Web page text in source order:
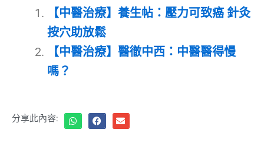
【中醫治療】養生帖：壓力可致癌 針灸
按穴助放鬆
【中醫治療】醫徹中西：中醫醫得慢
嗎？
分享此內容: